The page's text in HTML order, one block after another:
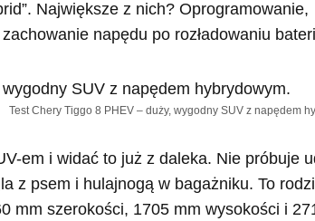
Największe z nich? Oprogramowanie,
napędu po rozładowaniu
Test Chery Tiggo 8 PHEV – duży, wygodny SUV z napędem
em i widać to już z daleka. Nie próbuje
z psem i hulajnogą w bagażniku. To
mm szerokości, 1705 mm wysokości i